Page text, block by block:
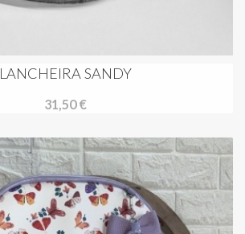
LANCHEIRA SANDY
31,50 €